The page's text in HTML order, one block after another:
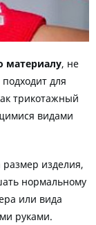
материалу, не
для
трикотажный
видами
изделия,
нормальному
или вида
руками.